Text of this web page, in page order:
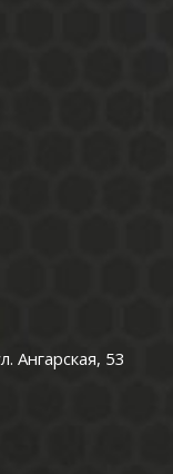
Ангарская, 53